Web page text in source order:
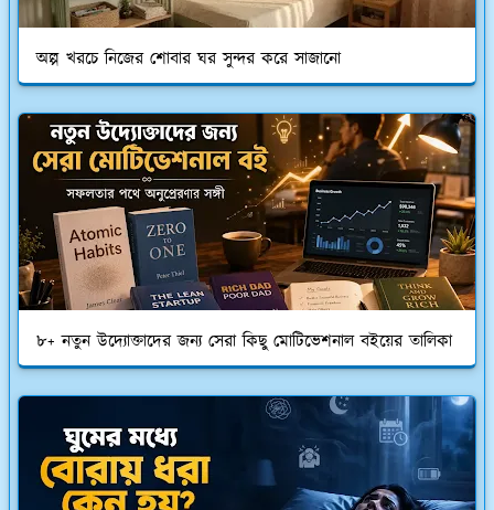
অল্প খরচে নিজের শোবার ঘর সুন্দর করে সাজানো
৮+ নতুন উদ্যোক্তাদের জন্য সেরা কিছু মোটিভেশনাল বইয়ের তালিকা